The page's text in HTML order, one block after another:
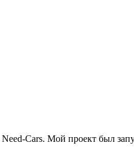
Cars. Мой проект был